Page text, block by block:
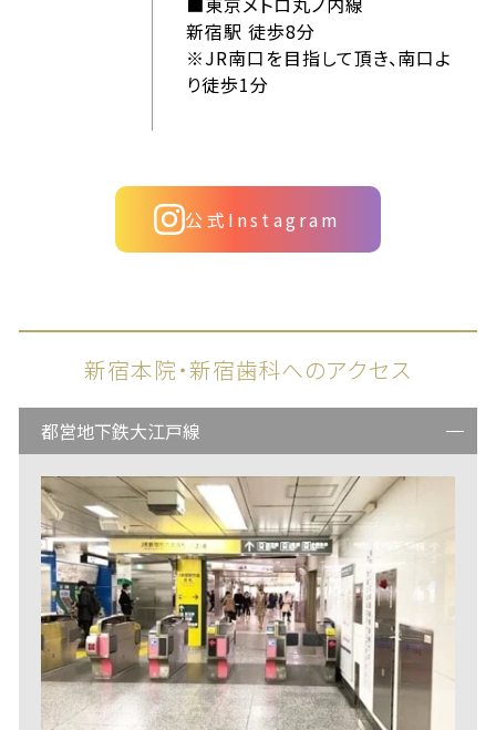
新宿駅 徒歩8分
※JR南口を目指して頂き、南口よ
り徒歩1分
公式Instagram
新宿本院・新宿歯科へのアクセス
都営地下鉄大江戸線